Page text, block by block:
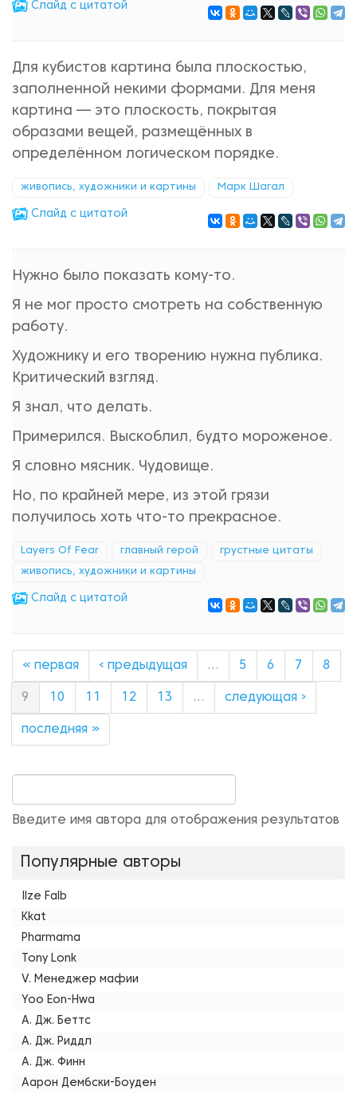
Cлайд с цитатой
Для кубистов картина была плоскостью,
заполненной некими формами. Для меня
картина — это плоскость, покрытая
образами вещей, размещённых в
определённом логическом порядке.
живопись, художники и картины Марк Шагал
Cлайд с цитатой
Нужно было показать кому-то.
Я не мог просто смотреть на собственную
работу.
Художнику и его творению нужна публика.
Критический взгляд.
Я знал, что делать.
Примерился. Выскоблил, будто мороженое.
Я словно мясник. Чудовище.
Но, по крайней мере, из этой грязи
получилось хоть что-то прекрасное.
Layers Of Fear главный герой грустные цитаты
живопись, художники и картины
Cлайд с цитатой
« первая ‹ предыдущая … 5 6 7 8
9 10 12 13 … следующая ›
последняя »
Введите имя автора для отображения результатов
Популярные авторы
Ilze Falb
Kkat
Pharmama
Tony Lonk
V. Менеджер мафии
Yoo Eon-Hwa
А. Дж. Беттс
А. Дж. Риддл
А. Дж. Финн
Аарон Дембски-Боуден